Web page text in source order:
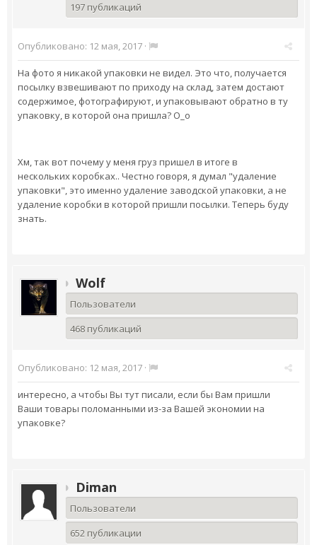
197 публикаций
Опубликовано: 12 мая, 2017 ·
На фото я никакой упаковки не видел. Это что, получается
посылку взвешивают по приходу на склад, затем достают
содержимое, фотографируют, и упаковывают обратно в ту
упаковку, в которой она пришла? О_о
Хм, так вот почему у меня груз пришел в итоге в
нескольких коробках.. Честно говоря, я думал "удаление
упаковки", это именно удаление заводской упаковки, а не
удаление коробки в которой пришли посылки. Теперь буду
знать.
Wolf
Пользователи
468 публикаций
Опубликовано: 12 мая, 2017 ·
интересно, а чтобы Вы тут писали, если бы Вам пришли
Ваши товары поломанными из-за Вашей экономии на
упаковке?
Diman
Пользователи
652 публикации